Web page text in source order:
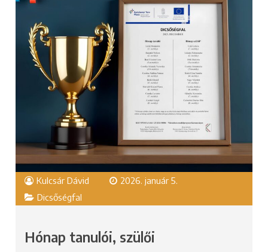
Kulcsár Dávid
2026. január 5.
Dicsőségfal
Hónap tanulói, szülői